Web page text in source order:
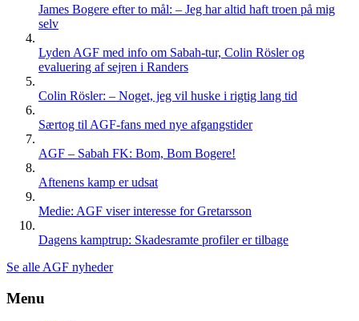
James Bogere efter to mål: – Jeg har altid haft troen på mig
selv
Lyden AGF med info om Sabah-tur, Colin Rösler og
evaluering af sejren i Randers
Colin Rösler: – Noget, jeg vil huske i rigtig lang tid
Særtog til AGF-fans med nye afgangstider
AGF – Sabah FK: Bom, Bom Bogere!
Aftenens kamp er udsat
Medie: AGF viser interesse for Gretarsson
Dagens kamptrup: Skadesramte profiler er tilbage
Se alle AGF nyheder
Menu